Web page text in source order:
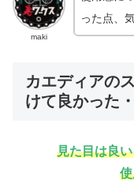
maki
った点、
カエディアの
けて良かった
見た目は良